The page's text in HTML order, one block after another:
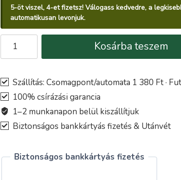
5-öt viszel, 4-et fizetsz! Válogass kedvedre, a
automatikusan levonjuk.
Saláta
MAGGIO
vetőmag
mennyiség
Kosárba teszem
Szállítás: Csomagpont/automata 1 380 Ft ·
100% csírázási garancia
1–2 munkanapon belül kiszállítjuk
Biztonságos bankkártyás fizetés & Utánvét
Biztonságos bankkártyás fizetés